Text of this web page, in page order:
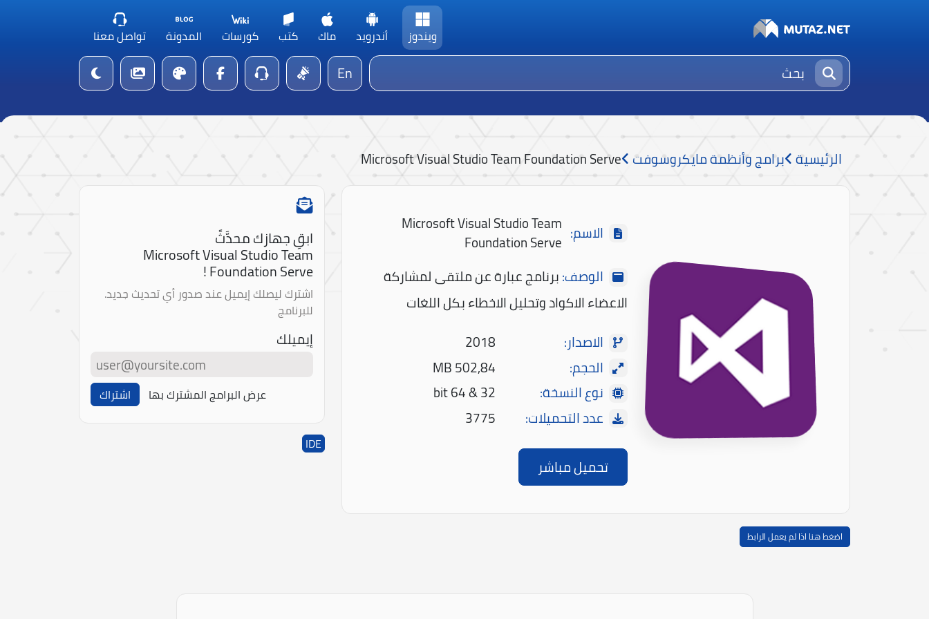
ويندوز أندرويد ماك كتب كورسات المدونة تواصل معنا
En
الرئيسية برامج وأنظمة مايكروسوفت Microsoft Visual Studio Team Foundation Serve
الاسم: Microsoft Visual Studio Team
Foundation Serve
الوصف:برنامج عبارة عن ملتقى لمشاركة
الاعضاء الاكواد وتحليل الاخطاء بكل اللغات
الاصدار:
2018
الحجم:
502,84 MB
نوع النسخة:
32 & 64 bit
عدد التحميلات:
3775
تحميل مباشر
اضغط هنا اذا لم يعمل الرابط
ابقِ جهازك محدَّثً
Microsoft Visual Studio Team
Foundation Serve !
اشترك ليصلك إيميل عند صدور أي تحديث جديد.
للبرنامج
إيميلك
عرض البرامج المشترك بها اشتراك
IDE